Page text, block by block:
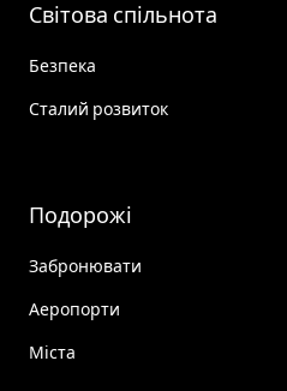
Світова спільнота
Безпека
Сталий розвиток
Подорожі
Забронювати
Аеропорти
Міста